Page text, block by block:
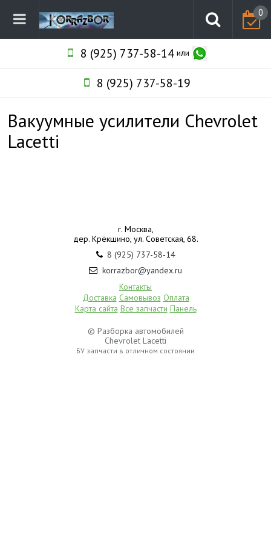
0
8 (925) 737-58-14или
8 (925) 737-58-19
Вакуумные усилители Chevrolet
Lacetti
г. Москва,
дер. Крёкшино, ул. Советская, 68.
8 (925) 737-58-14
korrazbor@yandex.ru
Контакты
Доставка Самовывоз Оплата
Карта сайта Все запчасти Панель
© Разборка автомобилей
Chevrolet Lacetti
БУ запчасти в отличном состоянии